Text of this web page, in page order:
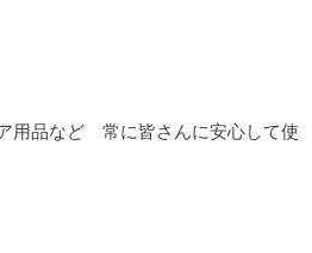
品など 常に皆さんに安心して使